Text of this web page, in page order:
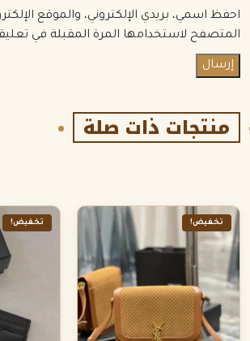
احفظ اسمي، بريدي الإلكتروني، والموقع
المتصفح لاستخدامها المرة المقبلة في
منتجات ذات صلة
تخفيض! تخفيض!